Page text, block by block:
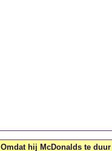
Omdat hij McDonalds te